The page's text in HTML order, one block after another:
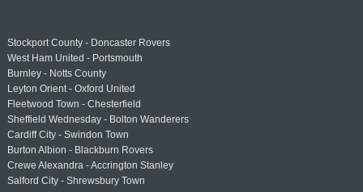
Stockport County - Doncaster Rovers
West Ham United - Portsmouth
Burnley - Notts County
Leyton Orient - Oxford United
Fleetwood Town - Chesterfield
Sheffield Wednesday - Bolton Wanderers
Cardiff City - Swindon Town
Burton Albion - Blackburn Rovers
Crewe Alexandra - Accrington Stanley
Salford City - Shrewsbury Town